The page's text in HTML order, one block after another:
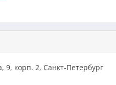
9, корп. 2, Санкт-Петербург